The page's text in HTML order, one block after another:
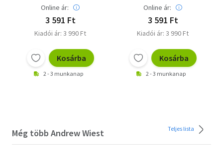
Online ár:
3 591 Ft
Kiadói ár: 3 990 Ft
Kosárba
2 - 3 munkanap
Online ár:
3 591 Ft
Kiadói ár: 3 990 Ft
Kosárba
2 - 3 munkanap
Még több Andrew Wiest Teljes lista